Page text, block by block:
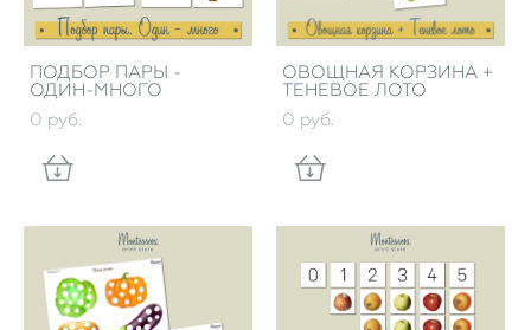
ПОДБОР ПАРЫ -
ОДИН-МНОГО
0 pуб.
ОВОЩНАЯ КОРЗИНА +
ТЕНЕВОЕ ЛОТО
0 pуб.